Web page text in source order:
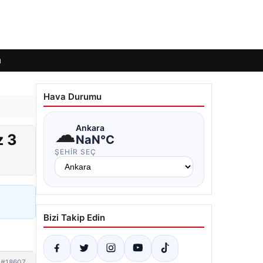
3
Hava Durumu
☁Ankara
NaN°C
ŞEHIR SEÇ
Bizi Takip Edin